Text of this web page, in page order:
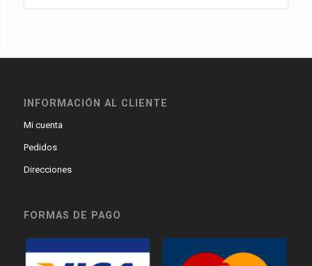
INFORMACIÓN AL CLIENTE
Mi cuenta
Pedidos
Direcciones
FORMAS DE PAGO